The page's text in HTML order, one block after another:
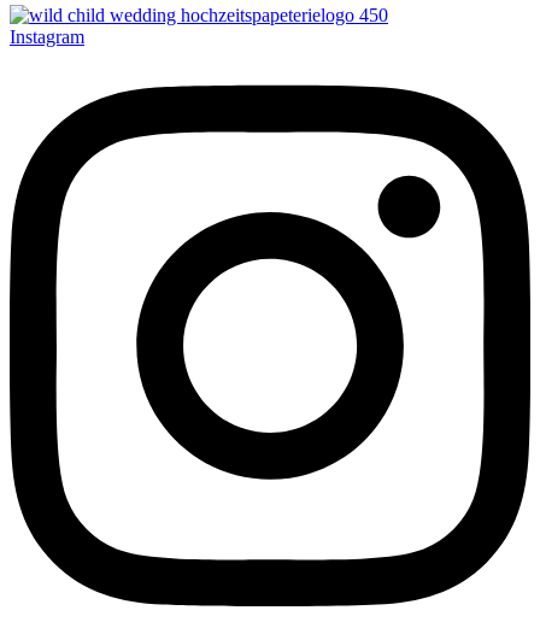
Instagram